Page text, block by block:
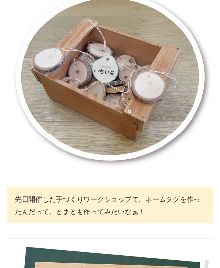
先日開催した手づくりワークショップで、ネームタグを作っ
たんだって。とまとも作ってみたいなぁ！